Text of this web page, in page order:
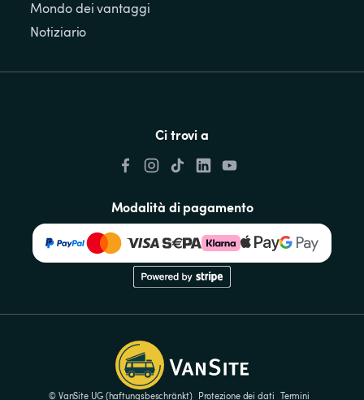
Mondo dei vantaggi
Notiziario
Ci trovi a
Modalità di pagamento
© VanSite UG (haftungsbeschränkt) Protezione dei dati Termini